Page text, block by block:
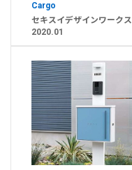
Cargo
セキスイデザインワークス
2020.01